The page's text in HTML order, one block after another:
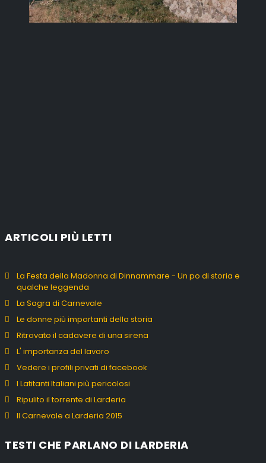
ARTICOLI PIÙ LETTI
La Festa della Madonna di Dinnammare - Un po di storia e
qualche leggenda
La Sagra di Carnevale
Le donne più importanti della storia
Ritrovato il cadavere di una sirena
L' importanza del lavoro
Vedere i profili privati di facebook
I Latitanti Italiani più pericolosi
Ripulito il torrente di Larderia
Il Carnevale a Larderia 2015
TESTI CHE PARLANO DI LARDERIA